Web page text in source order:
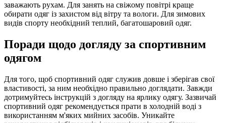
заважають рухам. Для занять на свіжому повітрі краще
обирати одяг із захистом від вітру та вологи. Для зимових
видів спорту необхідний теплий, багатошаровий одяг.
Поради щодо догляду за спортивним
одягом
Для того, щоб спортивний одяг служив довше і зберігав свої
властивості, за ним необхідно правильно доглядати. Завжди
дотримуйтесь інструкцій з догляду на ярлику одягу. Зазвичай
спортивний одяг рекомендується прати в холодній воді з
використанням м'яких мийних засобів. Уникайте